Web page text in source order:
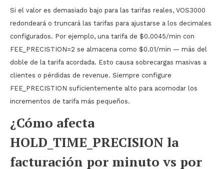
Si el valor es demasiado bajo para las tarifas reales, VOS3000
redondeará o truncará las tarifas para ajustarse a los decimales
configurados. Por ejemplo, una tarifa de $0.0045/min con
FEE_PRECISTION=2 se almacena como $0.01/min — más del
doble de la tarifa acordada. Esto causa sobrecargas masivas a
clientes o pérdidas de revenue. Siempre configure
FEE_PRECISTION suficientemente alto para acomodar los
incrementos de tarifa más pequeños.
¿Cómo afecta
HOLD_TIME_PRECISION la
facturación por minuto vs por